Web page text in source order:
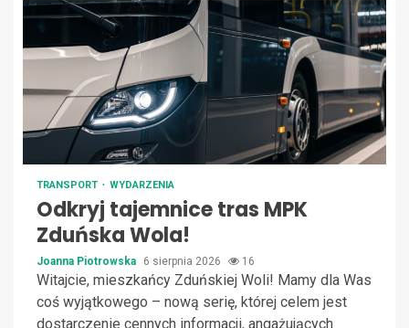
TRANSPORT WYDARZENIA
Odkryj tajemnice tras MPK
Zduńska Wola!
Joanna Piotrowska 6 sierpnia 2026 16
Witajcie, mieszkańcy Zduńskiej Woli! Mamy dla Was
coś wyjątkowego – nową serię, której celem jest
dostarczenie cennych informacji, angażujących